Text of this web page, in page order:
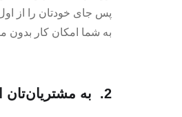
پس جای خودتان را از
به شما امکان کار بدون
2. به مشتریان‌تان امکان دسترسی به خودتان را بدهید